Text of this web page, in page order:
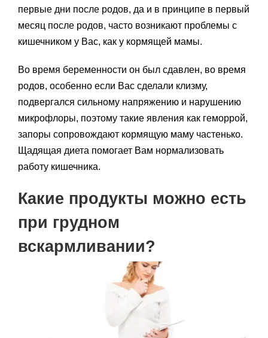
первые дни после родов, да и в принципе в первый
месяц после родов, часто возникают проблемы с
кишечником у Вас, как у кормящей мамы.
Во время беременности он был сдавлен, во время
родов, особенно если Вас сделали клизму,
подвергался сильному напряжению и нарушению
микрофлоры, поэтому такие явления как геморрой,
запоры сопровождают кормящую маму частенько.
Щадящая диета помогает Вам нормализовать
работу кишечника.
Какие продукты можно есть
при грудном
вскармливании?